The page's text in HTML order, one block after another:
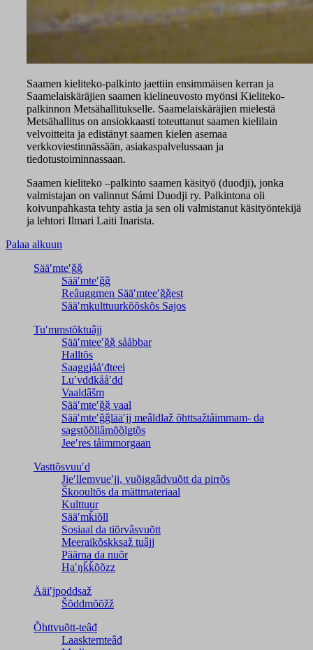
Saamen kieliteko-palkinto jaettiin ensimmäisen kerran ja
Saamelaiskäräjien saamen kielineuvosto myönsi Kieliteko-
palkinnon Metsähallitukselle. Saamelaiskäräjien mielestä
Metsähallitus on ansiokkaasti toteuttanut saamen kielilain
velvoitteita ja edistänyt saamen kielen asemaa
verkkoviestinnässään, asiakaspalvelussaan ja
tiedotustoiminnassaan.
Saamen kieliteko –palkinto saamen käsityö (duodji), jonka
valmistajan on valinnut Sámi Duodji ry. Palkintona oli
koivunpahkasta tehty astia ja sen oli valmistanut käsityöntekijä
ja lehtori Ilmari Laiti Inarista.
Palaa alkuun
Sääʹmteʹǧǧ
Sääʹmteʹǧǧ
Reâuggmen Sääʹmteeʹǧǧest
Sääʹmkulttuurkõõskõs Sajos
Tuʹmmstõktuâjj
Sääʹmteeʹǧǧ sååbbar
Halltõs
Saaǥǥjååʹđteei
Luʹvddkååʹdd
Vaaldâšm
Sääʹmteʹǧǧ vaal
Sääʹmteʹǧǧlääʹjj meâldlaž õhttsažtåimmam- da
saǥstõõllâmõõlǥtõs
Jeeʹres tåimmorgaan
Vasttõsvuuʹd
Jieʹllemvueʹjj, vuõiggâdvuõtt da pirrõs
Škooultõs da mättmateriaal
Kulttuur
Sääʹmǩiõll
Sosiaal da tiõrvâsvuõtt
Meeraikõskksaž tuâjj
Päärna da nuõr
Haʹŋǩǩõõzz
Ääiʹjpoddsaž
Šõddmõõžž
Õhttvuõtt-teâđ
Laasktemteâđ